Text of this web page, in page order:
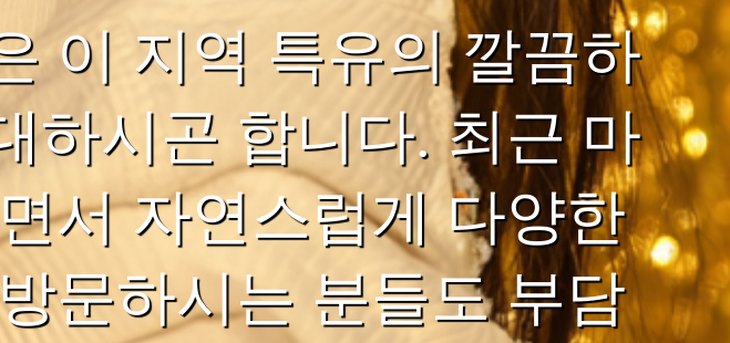
이 지역 특유의 깔끔하
하시곤 합니다. 최근 마
서 자연스럽게 다양한
문하시는 분들도 부담